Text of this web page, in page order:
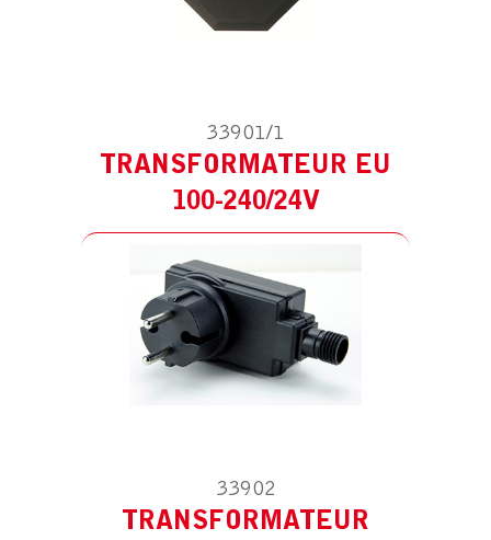
33901/1
TRANSFORMATEUR EU
100-240/24V
33902
TRANSFORMATEUR
ACCESSOIRE POUR LS SPOT
TRANSFORMATEUR PRISE UK
ACCESSOIRE POUR LS SPOT